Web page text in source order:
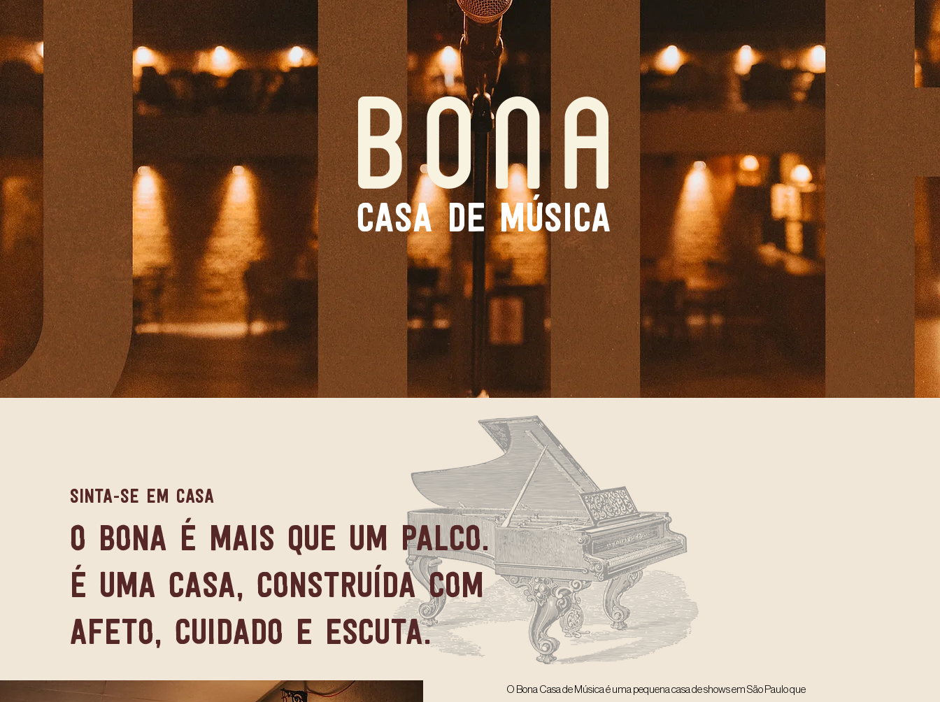
casa de música
Sinta-se em casa
O Bona é mais que um palco.
É uma casa, construída com
afeto, cuidado e escuta.
O Bona Casa de Música é uma pequena casa de shows em São Paulo que